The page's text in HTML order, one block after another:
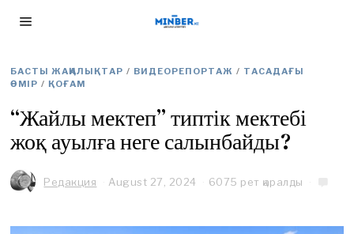
БАСТЫ ЖАҢАЛЫҚТАР / ВИДЕОРЕПОРТАЖ / ТАСАДАҒЫ
ӨМІР / ҚОҒАМ
“Жайлы мектеп” типтік мектебі
жоқ ауылға неге салынбайды?
Редакция August 27, 2024
u
6075 рет қаралды